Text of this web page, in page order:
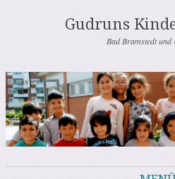
Gudruns
Bad Bramstedt und